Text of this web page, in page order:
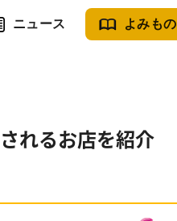
ニュース よみもの
れるお店を紹介